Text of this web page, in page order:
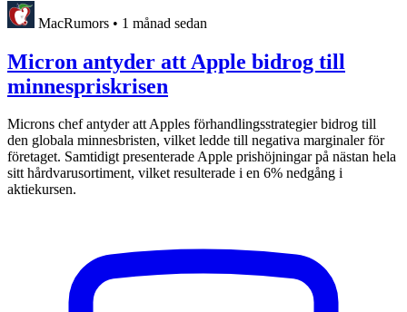
MacRumors • 1 månad sedan
Micron antyder att Apple bidrog till
minnespriskrisen
Microns chef antyder att Apples förhandlingsstrategier bidrog till
den globala minnesbristen, vilket ledde till negativa marginaler för
företaget. Samtidigt presenterade Apple prishöjningar på nästan hela
sitt hårdvarusortiment, vilket resulterade i en 6% nedgång i
aktiekursen.